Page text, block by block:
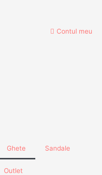
Contul meu
Ghete Sandale
Outlet